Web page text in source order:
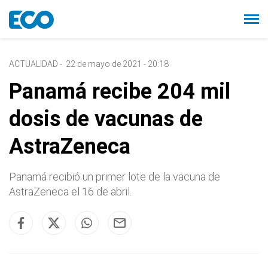
ACTUALIDAD - 22 de mayo de 2021 - 20:18
Panamá recibe 204 mil
dosis de vacunas de
AstraZeneca
Panamá recibió un primer lote de la vacuna de
AstraZeneca el 16 de abril.